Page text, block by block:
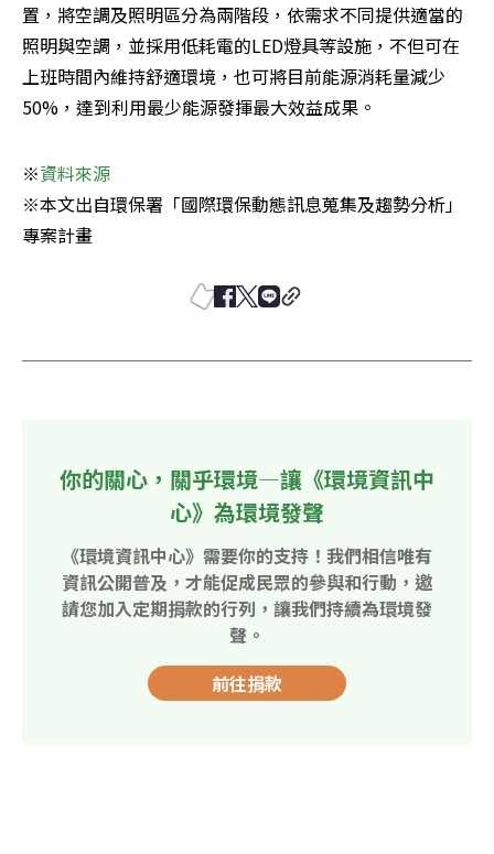
置，將空調及照明區分為兩階段，依需求不同提供適當的
照明與空調，並採用低耗電的LED燈具等設施，不但可在
上班時間內維持舒適環境，也可將目前能源消耗量減少
50%，達到利用最少能源發揮最大效益成果。
※資料來源
※本文出自環保署「國際環保動態訊息蒐集及趨勢分析」
專案計畫
你的關心，關乎環境—讓《環境資訊中
心》為環境發聲
《環境資訊中心》需要你的支持！我們相信唯有
資訊公開普及，才能促成民眾的參與和行動，邀
請您加入定期捐款的行列，讓我們持續為環境發
聲。
前往捐款